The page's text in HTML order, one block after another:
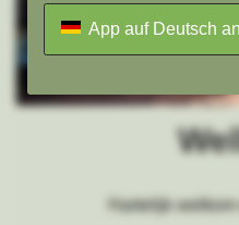
App auf Deutsch
Hartelijk